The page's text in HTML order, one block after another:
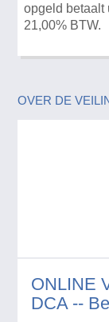
opgeld betaalt
21,00% BTW.
OVER DE
ONLINE
DCA --